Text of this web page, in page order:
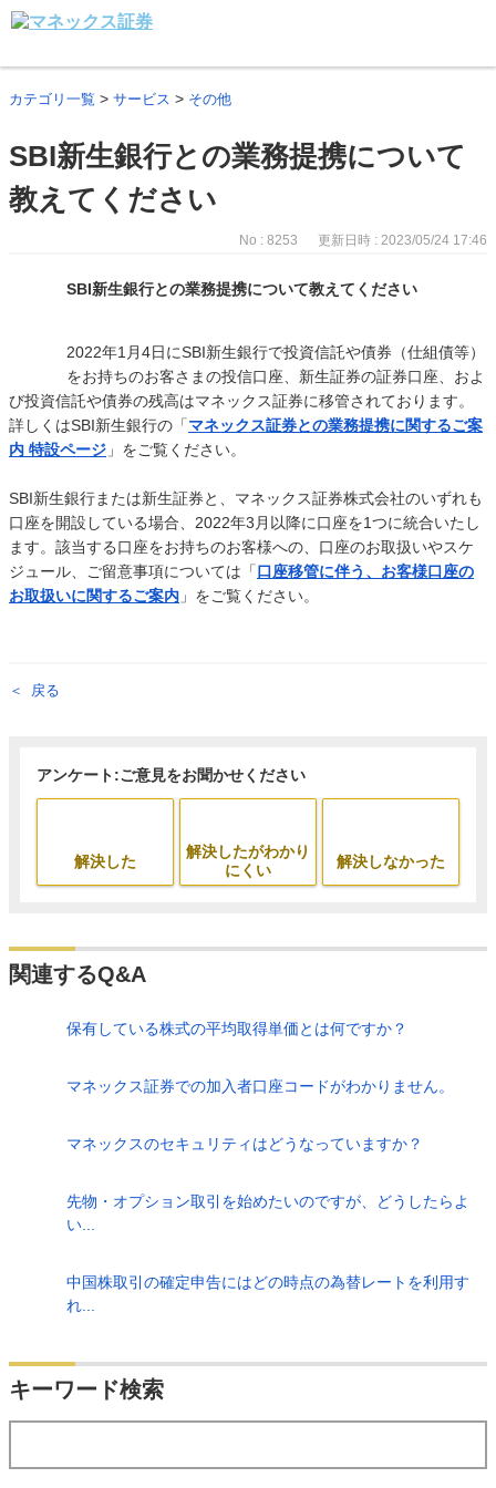
カテゴリ一覧 > サービス > その他
SBI新生銀行との業務提携について
教えてください
No : 8253 更新日時 : 2023/05/24 17:46
SBI新生銀行との業務提携について教えてください
2022年1月4日にSBI新生銀行で投資信託や債券（仕組債等）
をお持ちのお客さまの投信口座、新生証券の証券口座、およ
び投資信託や債券の残高はマネックス証券に移管されております。
詳しくはSBI新生銀行の「マネックス証券との業務提携に関するご案
内 特設ページ 」をご覧ください。
SBI新生銀行または新生証券と、マネックス証券株式会社のいずれも
口座を開設している場合、2022年3月以降に口座を1つに統合いたし
ます。該当する口座をお持ちのお客様への、口座のお取扱いやスケ
ジュール、ご留意事項については「口座移管に伴う、お客様口座の
お取扱いに関するご案内 」をご覧ください。
戻る
アンケート:ご意見をお聞かせください
解決した
解決したがわかり
にくい
解決しなかった
関連するQ&A
保有している株式の平均取得単価とは何ですか？
マネックス証券での加入者口座コードがわかりません。
マネックスのセキュリティはどうなっていますか？
先物・オプション取引を始めたいのですが、どうしたらよ
い...
中国株取引の確定申告にはどの時点の為替レートを利用す
れ...
キーワード検索